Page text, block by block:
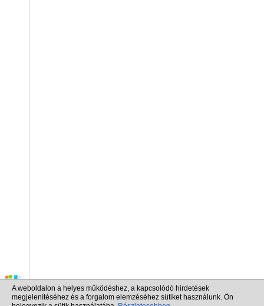
A weboldalon a helyes működéshez, a kapcsolódó hirdetések
megjelenítéséhez és a forgalom elemzéséhez sütiket használunk. Ön